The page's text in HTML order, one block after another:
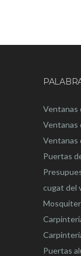
Ventanas
Ventanas
Ventanas
Puertas
cugat del
Puertas